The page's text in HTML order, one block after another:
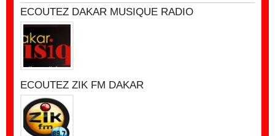
ECOUTEZ DAKAR MUSIQUE RADIO
ECOUTEZ ZIK FM DAKAR